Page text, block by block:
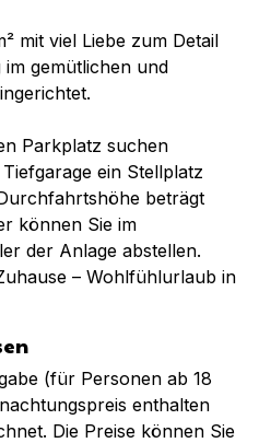
mit viel Liebe zum Detail
gemütlichen und
Parkplatz suchen
ein Stellplatz
beträgt
können Sie im
der Anlage abstellen.
– Wohlfühlurlaub in
(für Personen ab 18
enthalten
Die Preise können Sie